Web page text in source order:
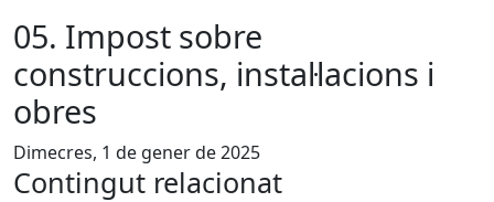
05. Impost sobre
construccions, instal·lacions i
obres
Dimecres, 1 de gener de 2025
Contingut relacionat